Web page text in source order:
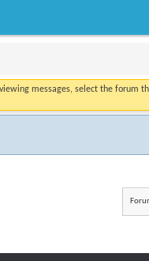
messages, select the forum